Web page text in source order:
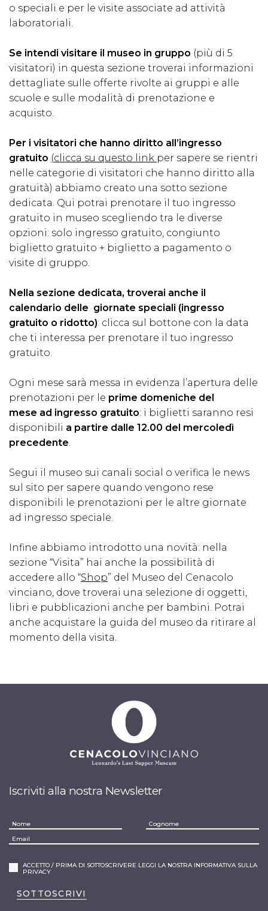
o speciali e per le visite associate ad attività
laboratoriali.
Se intendi visitare il museo in gruppo (più di 5
visitatori) in questa sezione troverai informazioni
dettagliate sulle offerte rivolte ai gruppi e alle
scuole e sulle modalità di prenotazione e
acquisto.
Per i visitatori che hanno diritto all’ingresso
gratuito (clicca su questo link per sapere se rientri
nelle categorie di visitatori che hanno diritto alla
gratuità) abbiamo creato una sotto sezione
dedicata. Qui potrai prenotare il tuo ingresso
gratuito in museo scegliendo tra le diverse
opzioni: solo ingresso gratuito, congiunto
biglietto gratuito + biglietto a pagamento o
visite di gruppo.
Nella sezione dedicata, troverai anche il
calendario delle giornate speciali (ingresso
gratuito o ridotto): clicca sul bottone con la data
che ti interessa per prenotare il tuo ingresso
gratuito.
Ogni mese sarà messa in evidenza l’apertura delle
prenotazioni per le prime domeniche del
mese ad ingresso gratuito: i biglietti saranno resi
disponibili a partire dalle 12.00 del mercoledì
precedente.
Segui il museo sui canali social o verifica le news
sul sito per sapere quando vengono rese
disponibili le prenotazioni per le altre giornate
ad ingresso speciale.
Infine abbiamo introdotto una novità: nella
sezione “Visita” hai anche la possibilità di
accedere allo “Shop” del Museo del Cenacolo
vinciano, dove troverai una selezione di oggetti,
libri e pubblicazioni anche per bambini. Potrai
anche acquistare la guida del museo da ritirare al
momento della visita.
Iscriviti alla nostra Newsletter
ACCETTO / PRIMA DI SOTTOSCRIVERE LEGGI LA NOSTRA INFORMATIVA SULLA
PRIVACY
SOTTOSCRIVI